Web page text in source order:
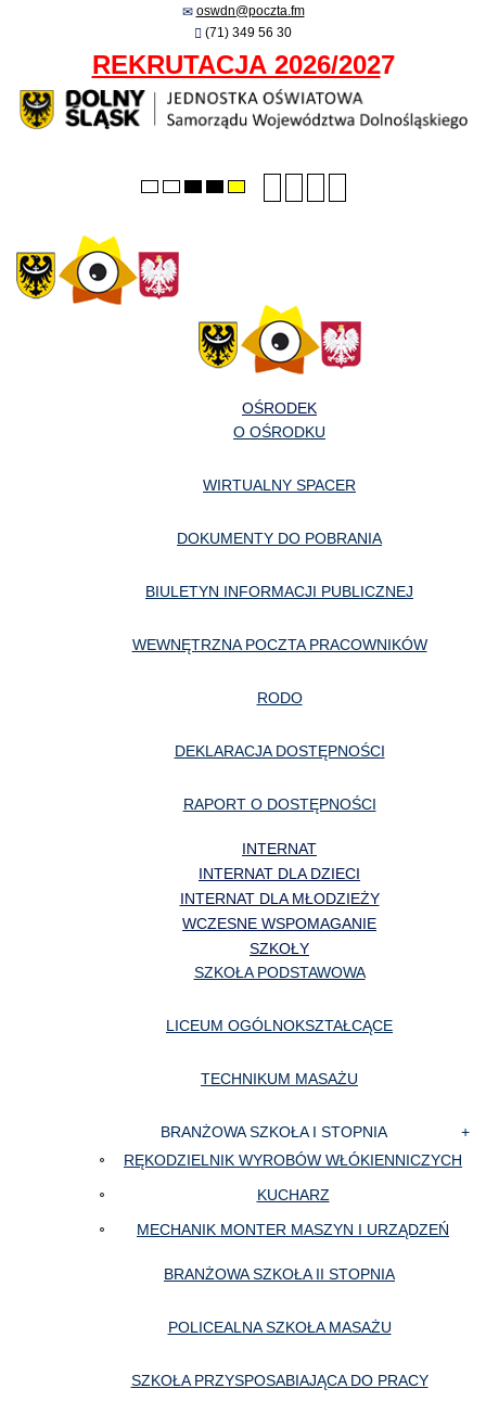
oswdn@poczta.fm
(71) 349 56 30
REKRUTACJA 2026/2027
Default
NightHighHighHigh
fontfont
font
OŚRODEK
O OŚRODKU
WIRTUALNY SPACER
DOKUMENTY DO POBRANIA
BIULETYN INFORMACJI PUBLICZNEJ
WEWNĘTRZNA POCZTA PRACOWNIKÓW
RODO
DEKLARACJA DOSTĘPNOŚCI
RAPORT O DOSTĘPNOŚCI
INTERNAT
INTERNAT DLA DZIECI
INTERNAT DLA MŁODZIEŻY
WCZESNE WSPOMAGANIE
SZKOŁY
SZKOŁA PODSTAWOWA
LICEUM OGÓLNOKSZTAŁCĄCE
TECHNIKUM MASAŻU
BRANŻOWA SZKOŁA I STOPNIA
RĘKODZIELNIK WYROBÓW WŁÓKIENNICZYCH
KUCHARZ
MECHANIK MONTER MASZYN I URZĄDZEŃ
BRANŻOWA SZKOŁA II STOPNIA
POLICEALNA SZKOŁA MASAŻU
SZKOŁA PRZYSPOSABIAJĄCA DO PRACY